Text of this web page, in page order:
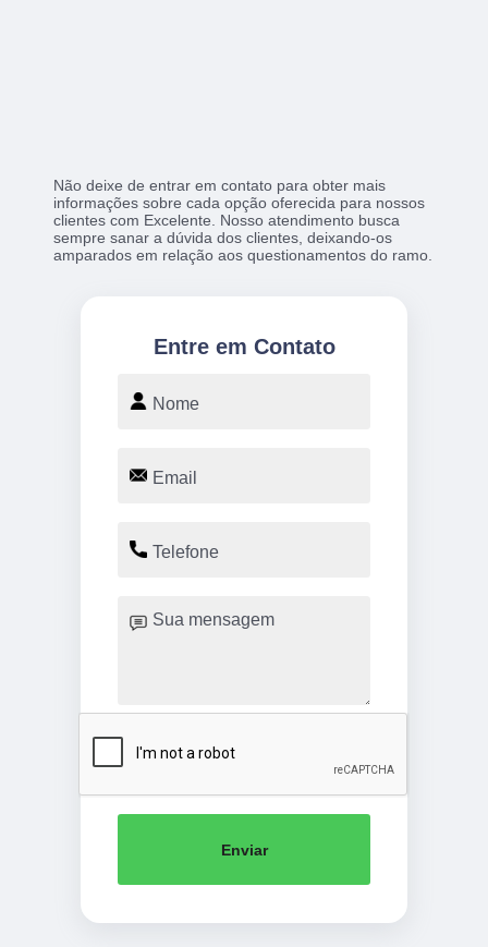
Não deixe de entrar em contato para obter mais
informações sobre cada opção oferecida para nossos
clientes com Excelente. Nosso atendimento busca
sempre sanar a dúvida dos clientes, deixando-os
amparados em relação aos questionamentos do ramo.
Entre em Contato
Enviar